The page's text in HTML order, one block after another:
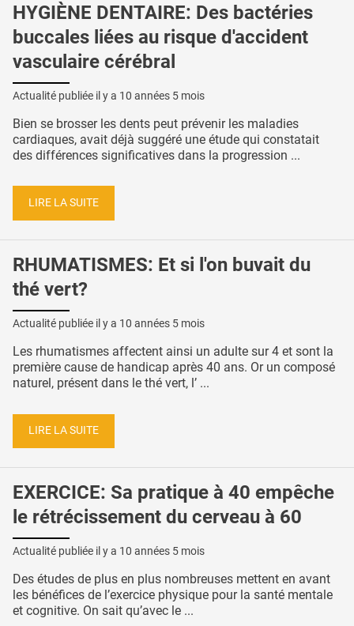
HYGIÈNE DENTAIRE: Des bactéries
buccales liées au risque d'accident
vasculaire cérébral
Actualité publiée il y a 10 années 5 mois
Bien se brosser les dents peut prévenir les maladies
cardiaques, avait déjà suggéré une étude qui constatait
des différences significatives dans la progression ...
LIRE LA SUITE
RHUMATISMES: Et si l'on buvait du
thé vert?
Actualité publiée il y a 10 années 5 mois
Les rhumatismes affectent ainsi un adulte sur 4 et sont la
première cause de handicap après 40 ans. Or un composé
naturel, présent dans le thé vert, l’ ...
LIRE LA SUITE
EXERCICE: Sa pratique à 40 empêche
le rétrécissement du cerveau à 60
Actualité publiée il y a 10 années 5 mois
Des études de plus en plus nombreuses mettent en avant
les bénéfices de l’exercice physique pour la santé mentale
et cognitive. On sait qu’avec le ...